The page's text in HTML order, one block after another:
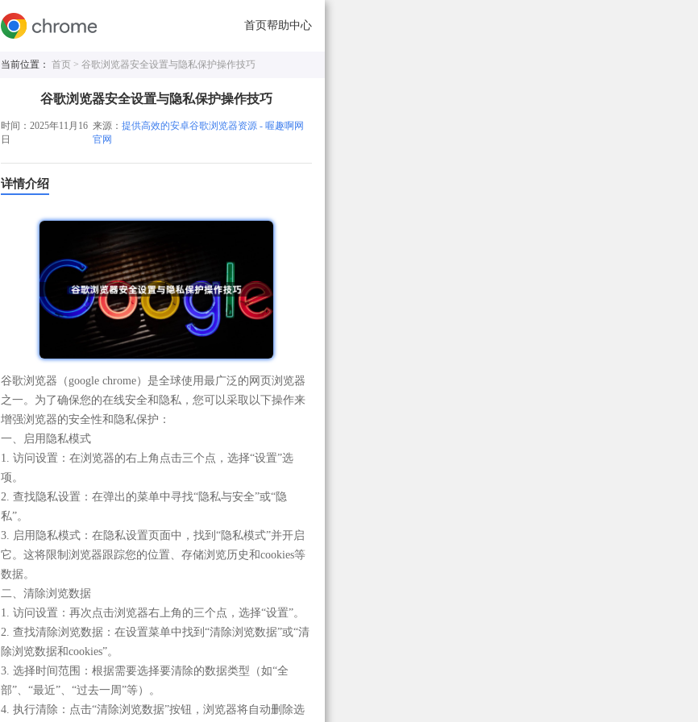
首页帮助中心
当前位置： 首页 > 谷歌浏览器安全设置与隐私保护操作技巧
谷歌浏览器安全设置与隐私保护操作技巧
时间：2025年11月16
日
来源：提供高效的安卓谷歌浏览器资源 - 喔趣啊网
官网
详情介绍
谷歌浏览器（google chrome）是全球使用最广泛的网页浏览器
之一。为了确保您的在线安全和隐私，您可以采取以下操作来
增强浏览器的安全性和隐私保护：
一、启用隐私模式
1. 访问设置：在浏览器的右上角点击三个点，选择“设置”选
项。
2. 查找隐私设置：在弹出的菜单中寻找“隐私与安全”或“隐
私”。
3. 启用隐私模式：在隐私设置页面中，找到“隐私模式”并开启
它。这将限制浏览器跟踪您的位置、存储浏览历史和cookies等
数据。
二、清除浏览数据
1. 访问设置：再次点击浏览器右上角的三个点，选择“设置”。
2. 查找清除浏览数据：在设置菜单中找到“清除浏览数据”或“清
除浏览数据和cookies”。
3. 选择时间范围：根据需要选择要清除的数据类型（如“全
部”、“最近”、“过去一周”等）。
4. 执行清除：点击“清除浏览数据”按钮，浏览器将自动删除选